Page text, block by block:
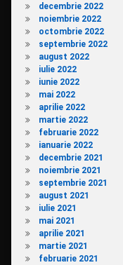
decembrie 2022
noiembrie 2022
octombrie 2022
septembrie 2022
august 2022
iulie 2022
iunie 2022
mai 2022
aprilie 2022
martie 2022
februarie 2022
ianuarie 2022
decembrie 2021
noiembrie 2021
septembrie 2021
august 2021
iulie 2021
mai 2021
aprilie 2021
martie 2021
februarie 2021